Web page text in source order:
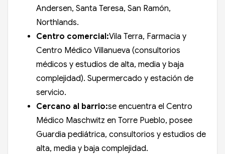
Andersen, Santa Teresa, San Ramón,
Northlands.
Centro comercial:Vila Terra, Farmacia y
Centro Médico Villanueva (consultorios
médicos y estudios de alta, media y baja
complejidad). Supermercado y estación de
servicio.
Cercano al barrio:se encuentra el Centro
Médico Maschwitz en Torre Pueblo, posee
Guardia pediátrica, consultorios y estudios de
alta, media y baja complejidad.